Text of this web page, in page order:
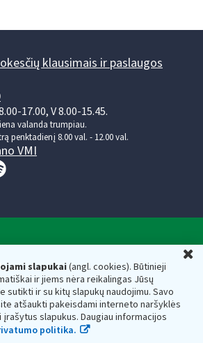
slapukai(angl. cookies). Būtinieji
ir jiems nėra reikalingas Jūsų
sutikti ir su kitų slapukų naudojimu. Savo
atšaukti pakeisdami interneto naršyklės
slapukus. Daugiau informacijos
politika.
klausimais ir paslaugos
17.00, V 8.00-15.45.
valanda trumpiau.
penktadienį 8.00 val. - 12.00 val.
VMI
ministerijos
asmens kodas — 188659752,
g. 14, 01107 Vilnius, Lietuva, el.paštas:
dėžutės adresas 188659752
mokesčių inspekciją prie Lietuvos
kaupiami ir saugomi Juridinių